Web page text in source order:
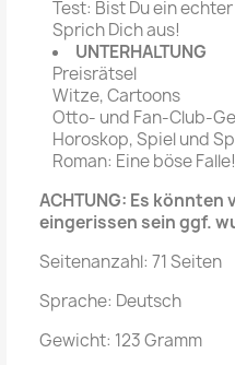
Test: Bist Du ein
Sprich Dich aus!
UNTERHALTUNG
Preisrätsel
Witze, Cartoons
Otto- und Fan-Club-
Horoskop, Spiel und
Roman: Eine böse Falle!
ACHTUNG: Es
eingerissen sein ggf.
Seitenanzahl: 71 Seiten
Sprache: Deutsch
Gewicht: 123 Gramm